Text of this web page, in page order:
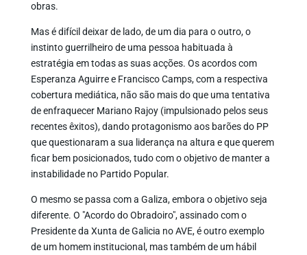
obras.
Mas é difícil deixar de lado, de um dia para o outro, o
instinto guerrilheiro de uma pessoa habituada à
estratégia em todas as suas acções. Os acordos com
Esperanza Aguirre e Francisco Camps, com a respectiva
cobertura mediática, não são mais do que uma tentativa
de enfraquecer Mariano Rajoy (impulsionado pelos seus
recentes êxitos), dando protagonismo aos barões do PP
que questionaram a sua liderança na altura e que querem
ficar bem posicionados, tudo com o objetivo de manter a
instabilidade no Partido Popular.
O mesmo se passa com a Galiza, embora o objetivo seja
diferente. O "Acordo do Obradoiro", assinado com o
Presidente da Xunta de Galicia no AVE, é outro exemplo
de um homem institucional, mas também de um hábil